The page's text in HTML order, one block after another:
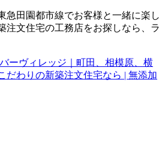
急田園都市線でお客様と一緒に楽し
注文住宅の工務店をお探しなら、ラ